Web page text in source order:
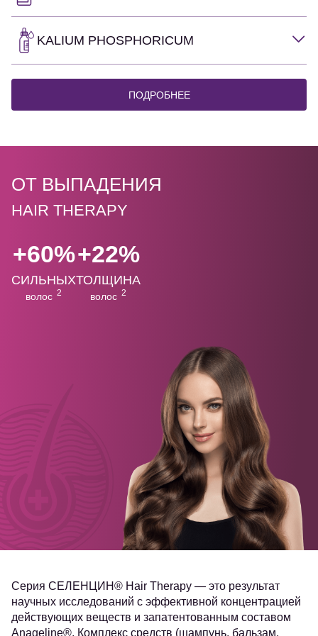
KALIUM PHOSPHORICUM
ПОДРОБНЕЕ
ОТ ВЫПАДЕНИЯ
HAIR THERAPY
+60%
СИЛЬНЫХ
волос 2
+22%
ТОЛЩИНА
волос 2
Серия СЕЛЕНЦИН® Hair Therapy — это результат
научных исследований с эффективной концентрацией
действующих веществ и запатентованным составом
Anageline®. Комплекс средств (шампунь, бальзам,